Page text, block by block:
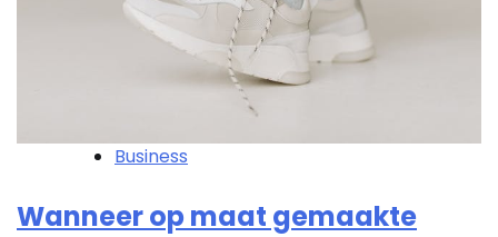
Business
Wanneer op maat gemaakte